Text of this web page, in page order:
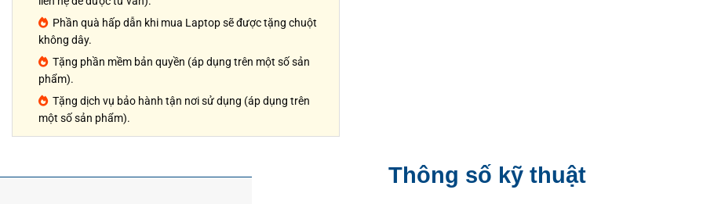
Phần quà hấp dẫn khi mua Laptop sẽ được tặng chuột
không dây.
Tặng phần mềm bản quyền (áp dụng trên một số sản
phẩm).
Tặng dịch vụ bảo hành tận nơi sử dụng (áp dụng trên
một số sản phẩm).
Thông số kỹ thuật